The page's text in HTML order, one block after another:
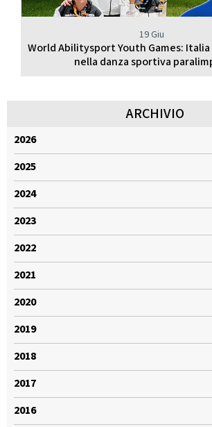
19 Giu
World Abilitysport Youth Games:
nella danza sportiva
ARCHIVIO
2026
2025
2024
2023
2022
2021
2020
2019
2018
2017
2016